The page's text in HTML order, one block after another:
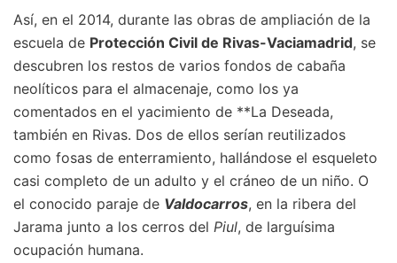
Así, en el 2014, durante las obras de ampliación de la
escuela de Protección Civil de Rivas-Vaciamadrid, se
descubren los restos de varios fondos de cabaña
neolíticos para el almacenaje, como los ya
comentados en el yacimiento de **La Deseada,
también en Rivas. Dos de ellos serían reutilizados
como fosas de enterramiento, hallándose el esqueleto
casi completo de un adulto y el cráneo de un niño. O
el conocido paraje de Valdocarros, en la ribera del
Jarama junto a los cerros del Piul, de larguísima
ocupación humana.